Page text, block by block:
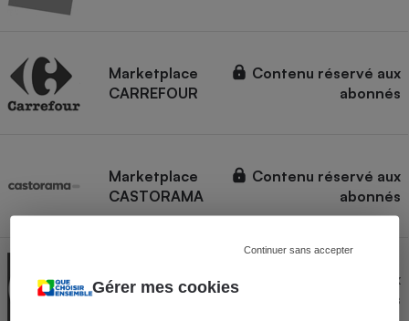
Gérer mes cookies
Continuer sans accepter
Marketplace
CARREFOUR
Contenu réservé aux
abonnés
Marketplace
CASTORAMA
Contenu réservé aux
abonnés
Marketplace
DARTY
Contenu réservé aux
abonnés